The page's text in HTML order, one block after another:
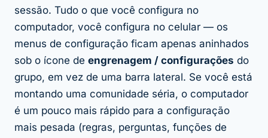
sessão. Tudo o que você configura no
computador, você configura no celular — os
menus de configuração ficam apenas aninhados
sob o ícone de engrenagem / configurações do
grupo, em vez de uma barra lateral. Se você está
montando uma comunidade séria, o computador
é um pouco mais rápido para a configuração
mais pesada (regras, perguntas, funções de